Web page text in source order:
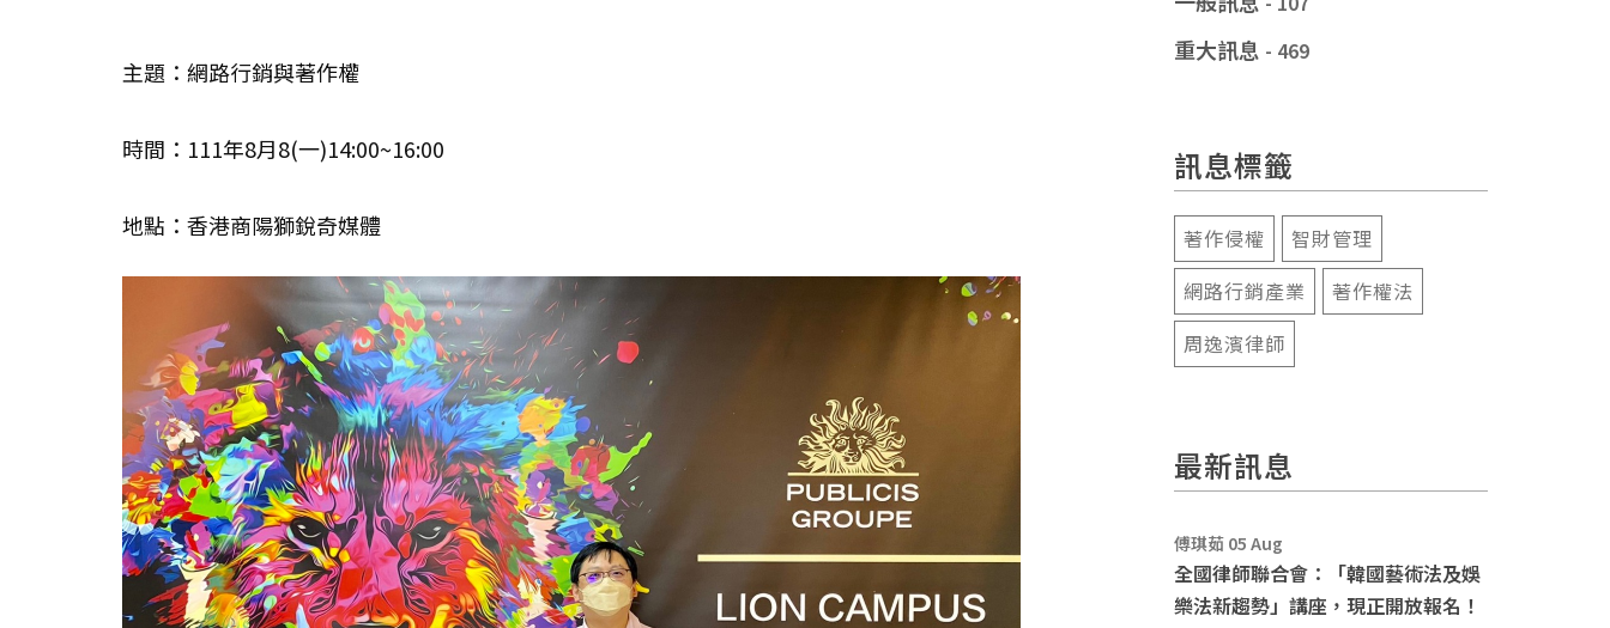
主題：網路行銷與著作權
時間：111年8月8(一)14:00~16:00
地點：香港商陽獅銳奇媒體
重大訊息 - 469
訊息標籤
著作侵權
智財管理
網路行銷產業
著作權法
周逸濱律師
最新訊息
傅琪茹 05 Aug
全國律師聯合會：「韓國藝術法及娛
樂法新趨勢」講座，現正開放報名！